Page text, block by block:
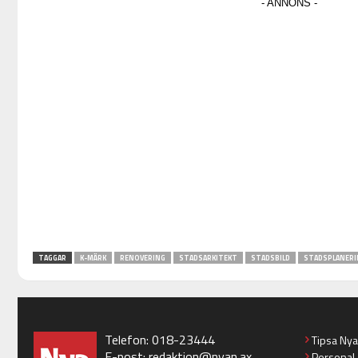
TAGGAR K-MÄRK RENOVERING STADSARKITEKT STADSBILD
Telefon: 018-23444
Tipsa